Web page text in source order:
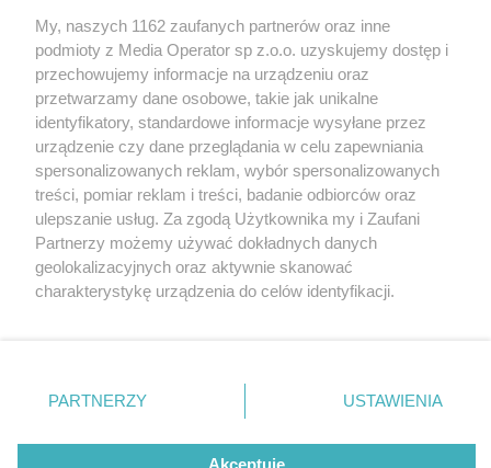
2 / 0
Wydawca mediów lokalnych
Nie zapomnij
zapoznać się z:
polityką prywatności regulamin korzystania z portali
Twojemiasto
Piekary Śląskie
Chorzów
Tarnowskie Góry
Gliwice
Skontakuj sięz nami
Kontakt
Wydawca
Redakcja
My, naszych 1162 zaufanych partnerów oraz inne
podmioty z Media Operator sp z.o.o. uzyskujemy dostęp i
przechowujemy informacje na urządzeniu oraz
przetwarzamy dane osobowe, takie jak unikalne
identyfikatory, standardowe informacje wysyłane przez
urządzenie czy dane przeglądania w celu zapewniania
spersonalizowanych reklam, wybór spersonalizowanych
treści, pomiar reklam i treści, badanie odbiorców oraz
ulepszanie usług. Za zgodą Użytkownika my i Zaufani
Partnerzy możemy używać dokładnych danych
geolokalizacyjnych oraz aktywnie skanować
charakterystykę urządzenia do celów identyfikacji.
zmienić/wycofać klikając przycisk ustawień prywatności
znajdujący się w lewym dolnym rogu strony
rodzaje przetwarzania danych nie wymagają zgody
użytkownika, ale masz prawo sprzeciwić się takiemu
PARTNERZY USTAWIENIA
Akceptuję